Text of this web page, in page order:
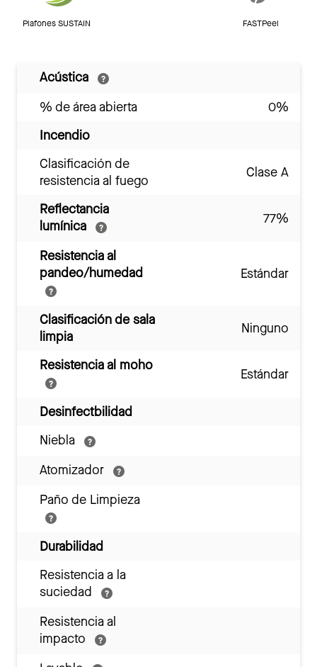
Plafones SUSTAIN FASTPeel
Acústica
% de área abierta
0%
Incendio
Clasificación de
resistencia al fuego
Clase A
Reflectancia
lumínica
77%
Resistencia al
pandeo/humedad
Estándar
Clasificación de sala
limpia
Ninguno
Resistencia al moho
Estándar
Desinfectbilidad
Niebla
Atomizador
Paño de Limpieza
Durabilidad
Resistencia a la
suciedad
Resistencia al
impacto